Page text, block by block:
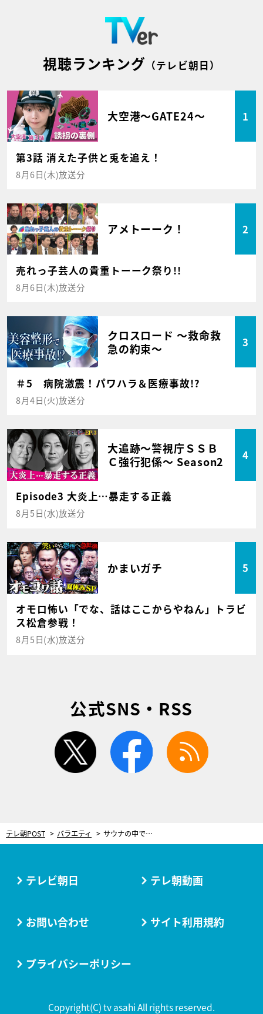
視聴ランキング （テレビ朝日）
大空港～GATE24～ 1
第3話 消えた子供と兎を追え！
8月6日(木)放送分
アメトーーク！ 2
売れっ子芸人の貴重トーーク祭り!!
8月6日(木)放送分
クロスロード ～救命救
急の約束～
3
＃5 病院激震！パワハラ＆医療事故!?
8月4日(火)放送分
大追跡～警視庁ＳＳＢ
Ｃ強行犯係～ Season2
4
Episode3 大炎上…暴走する正義
8月5日(水)放送分
かまいガチ 5
オモロ怖い「でな、話はここからやねん」トラビ
ス松倉参戦！
8月5日(水)放送分
公式SNS・RSS
twitter facebook
テレ朝POST バラエティ サウナの中で演劇？元熱波師たちが“戦時中の若い男女”熱演し世界一に
テレビ朝日 テレ朝動画
お問い合わせ サイト利用規約
プライバシーポリシー
Copyright(C) tv asahi All rights reserved.